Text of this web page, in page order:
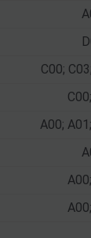
C00;
A00;